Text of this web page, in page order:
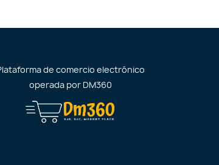
de comercio electrónico
operada por DM360